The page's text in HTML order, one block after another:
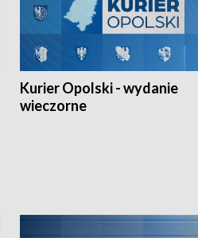
Kurier Opolski - wydanie
wieczorne